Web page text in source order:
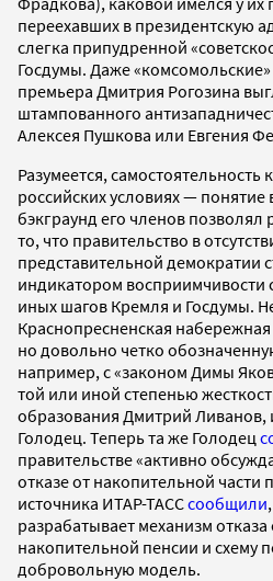
переехавших в президентскую
слегка припудренной
Госдумы. Даже
премьера Дмитрия Рогозина
штампованного
Алексея Пушкова или Евгения
Разумеется,
российских условиях — понятие
бэкграунд его членов позволял
то, что правительство в
представительной демократии
индикатором восприимчивости
иных шагов Кремля и Госдумы.
Краснопресненская
но довольно четко
например, с «законом Димы
той или иной степенью
образования Дмитрий Ливанов,
Голодец. Теперь та же Голодец
правительстве «активно
отказе от накопительной части
источника ИТАР-ТАССсообщили
разрабатывает механизм
накопительной пенсии и схему
добровольную модель.